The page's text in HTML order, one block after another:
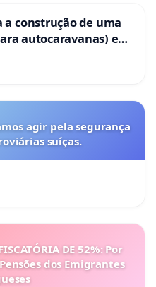
construção de uma
autocaravanas) em
agir pela segurança
suíças.
DE 52%: Por
dos Emigrantes